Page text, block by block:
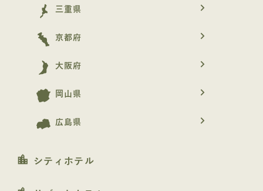
三重県 navigate_next
京都府 navigate_next
大阪府 navigate_next
岡山県 navigate_next
広島県 navigate_next
location_city シティホテル